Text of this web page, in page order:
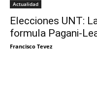
Actualidad
Elecciones UNT:
formula Pagani-
Francisco Tevez